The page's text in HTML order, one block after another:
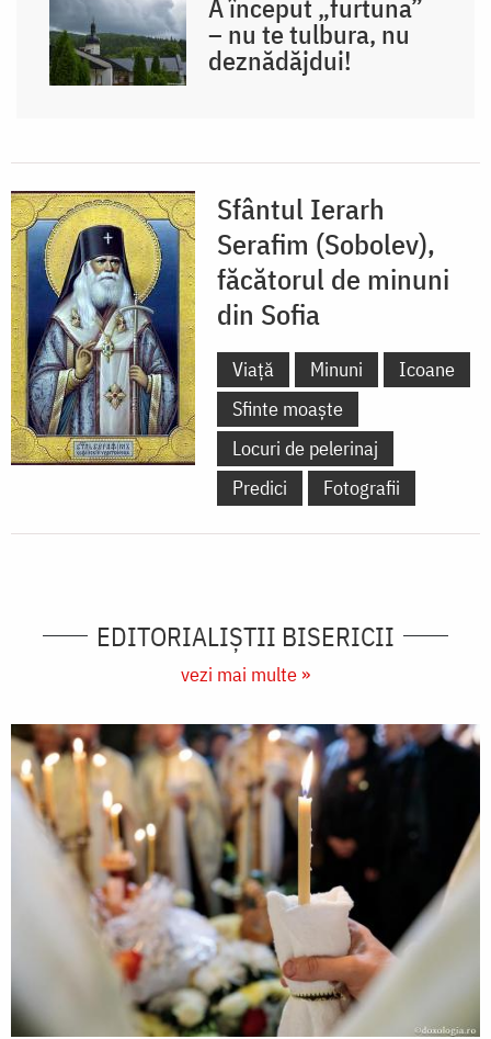
A început „furtuna”
– nu te tulbura, nu
deznădăjdui!
Sfântul Ierarh
Serafim (Sobolev),
făcătorul de minuni
din Sofia
Viață Minuni
Icoane
Sfinte moaște
Locuri de pelerinaj
Predici
Fotografii
EDITORIALIȘTII BISERICII
vezi mai multe »